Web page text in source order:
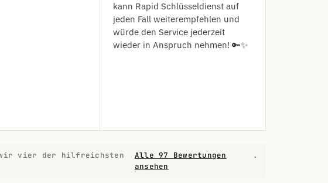
kann Rapid Schlüsseldienst auf
jeden Fall weiterempfehlen und
würde den Service jederzeit
wieder in Anspruch nehmen! 🔑✨
wir vier der hilfreichsten
Alle 97 Bewertungen
ansehen
.